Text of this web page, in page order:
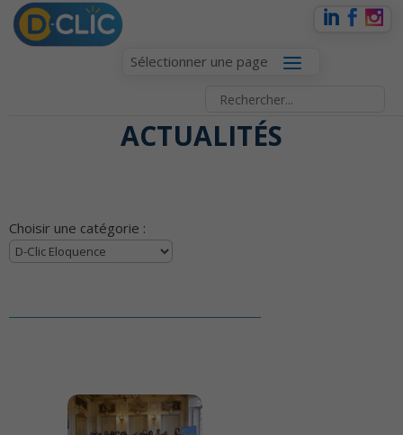
Sélectionner une page
ACTUALITÉS
Choisir une catégorie :